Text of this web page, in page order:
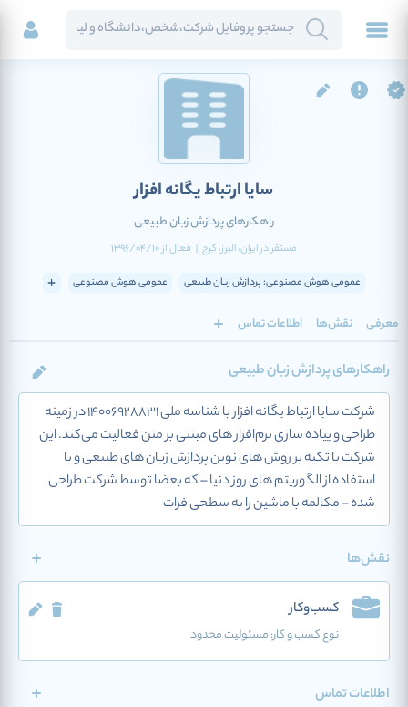
سایا ارتباط یگانه افزار
راهکارهای پردازش زبان طبیعی
مستقر درایران، البرز، کرج | فعالاز1396/04/10
عمومی هوش مصنوعی: پردازش زبان طبیعی عمومی هوش مصنوعی
معرفی نقش‌ها اطلاعات تماس
راهکارهای پردازش زبان طبیعی
شرکت سایا ارتباط یگانه افزار با شناسه ملی 14006928831 در زمینه
طراحی و پیاده سازی نرم‌افزار های مبتنی بر متن فعالیت می‌کند. این
شرکت با تکیه بر روش های نوین پردازش زبان های طبیعی و با
استفاده از الگوریتم های روز دنیا – که بعضا توسط شرکت طراحی
شده – مکالمه با ماشین را به سطحی فرات
نقش‌ها
کسب‌وکار
نوع کسب و کار:مسئولیت محدود
اطلاعات تماس